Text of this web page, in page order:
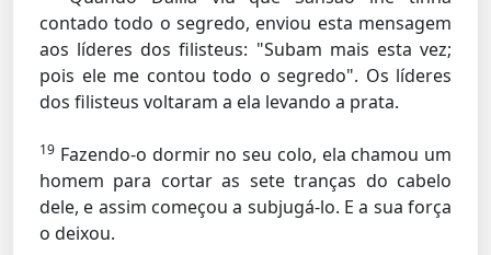
contado todo o segredo, enviou esta mensagem
aos líderes dos filisteus: "Subam mais esta vez;
pois ele me contou todo o segredo". Os líderes
dos filisteus voltaram a ela levando a prata.
19 Fazendo-o dormir no seu colo, ela chamou um
homem para cortar as sete tranças do cabelo
dele, e assim começou a subjugá-lo. E a sua força
o deixou.